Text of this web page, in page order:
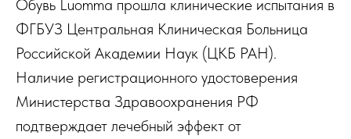
Обувь Luomma прошла клинические испытания в
ФГБУЗ Центральная Клиническая Больница
Российской Академии Наук (ЦКБ РАН).
Наличие регистрационного удостоверения
Министерства Здравоохранения РФ
подтверждает лечебный эффект от